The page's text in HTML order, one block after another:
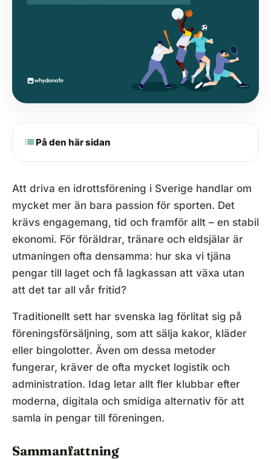
listPå den här sidan
Att driva en idrottsförening i Sverige handlar om
mycket mer än bara passion för sporten. Det
krävs engagemang, tid och framför allt – en stabil
ekonomi. För föräldrar, tränare och eldsjälar är
utmaningen ofta densamma: hur ska vi tjäna
pengar till laget och få lagkassan att växa utan
att det tar all vår fritid?
Traditionellt sett har svenska lag förlitat sig på
föreningsförsäljning, som att sälja kakor, kläder
eller bingolotter. Även om dessa metoder
fungerar, kräver de ofta mycket logistik och
administration. Idag letar allt fler klubbar efter
moderna, digitala och smidiga alternativ för att
samla in pengar till föreningen.
Sammanfattning